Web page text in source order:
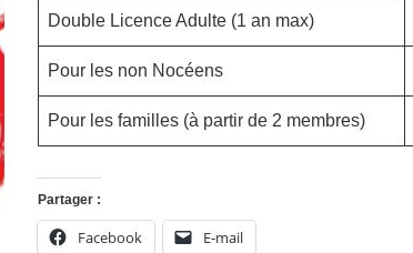
Double Licence Adulte (1 an max)
Pour les non Nocéens
Pour les familles (à partir de 2 membres)
Partager :
Facebook E-mail